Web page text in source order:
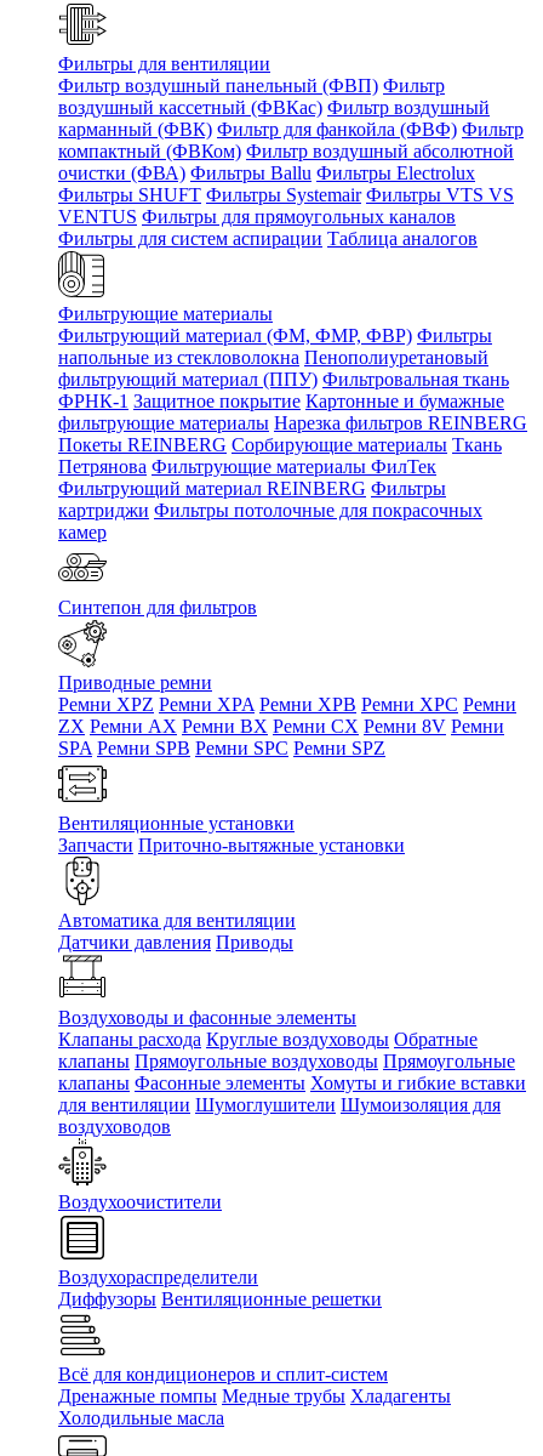
Фильтры для вентиляции
Фильтр воздушный панельный (ФВП) Фильтр
воздушный кассетный (ФВКас) Фильтр воздушный
карманный (ФВК) Фильтр для фанкойла (ФВФ) Фильтр
компактный (ФВКом) Фильтр воздушный абсолютной
очистки (ФВА) Фильтры Ballu Фильтры Electrolux
Фильтры SHUFT Фильтры Systemair Фильтры VTS VS
VENTUS Фильтры для прямоугольных каналов
Фильтры для систем аспирации Таблица аналогов
Фильтрующие материалы
Фильтрующий материал (ФМ, ФМР, ФВР) Фильтры
напольные из стекловолокна Пенополиуретановый
фильтрующий материал (ППУ) Фильтровальная ткань
ФРНК-1 Защитное покрытие Картонные и бумажные
фильтрующие материалы Нарезка фильтров REINBERG
Покеты REINBERG Сорбирующие материалы Ткань
Петрянова Фильтрующие материалы ФилТек
Фильтрующий материал REINBERG Фильтры
картриджи Фильтры потолочные для покрасочных
камер
Синтепон для фильтров
Приводные ремни
Ремни XPZ Ремни XPA Ремни XPB Ремни XPC Ремни
ZX Ремни AX Ремни BX Ремни CX Ремни 8V Ремни
SPA Ремни SPB Ремни SPC Ремни SPZ
Вентиляционные установки
Запчасти Приточно-вытяжные установки
Автоматика для вентиляции
Датчики давления Приводы
Воздуховоды и фасонные элементы
Клапаны расхода Круглые воздуховоды Обратные
клапаны Прямоугольные воздуховоды Прямоугольные
клапаны Фасонные элементы Хомуты и гибкие вставки
для вентиляции Шумоглушители Шумоизоляция для
воздуховодов
Воздухоочистители
Воздухораспределители
Диффузоры Вентиляционные решетки
Всё для кондиционеров и сплит-систем
Дренажные помпы Медные трубы Хладагенты
Холодильные масла